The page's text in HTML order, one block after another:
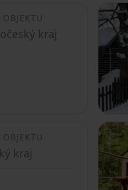
kraj
kraj